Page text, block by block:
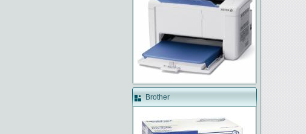
Brother